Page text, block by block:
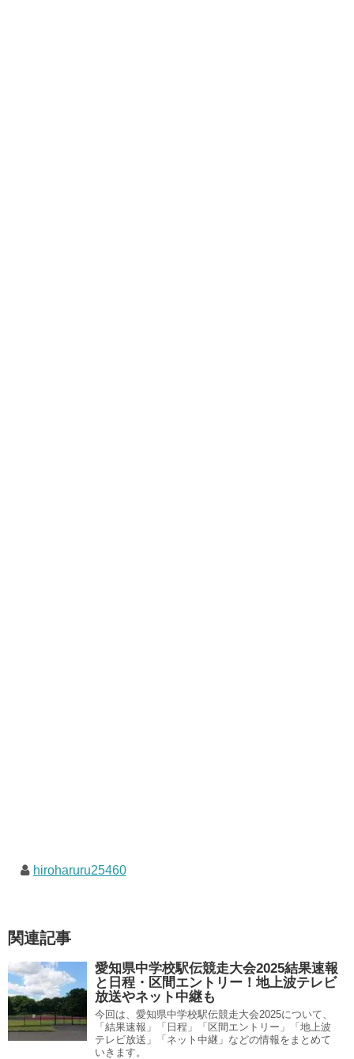
hiroharuru25460
関連記事
愛知県中学校駅伝競走大会2025結果速報
と日程・区間エントリー！地上波テレビ
放送やネット中継も
今回は、愛知県中学校駅伝競走大会2025について、
「結果速報」「日程」「区間エントリー」「地上波
テレビ放送」「ネット中継」などの情報をまとめて
いきます。